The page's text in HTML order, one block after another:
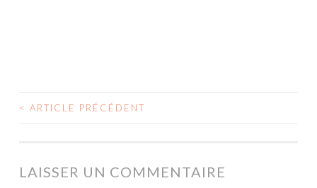
NAVIGATION
ARTICLES
< ARTICLE PRÉCÉDENT
LAISSER UN COMMENTAIRE